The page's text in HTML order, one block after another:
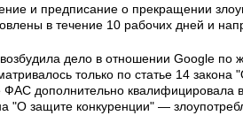
и предписание о прекращении
в течение 10 рабочих дней и
дело в отношении Google по
только по статье 14
дополнительно квалифицировала
"О защите конкуренции" —